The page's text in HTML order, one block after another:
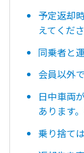
予定返却
えてくださ
同乗者と
会員以外
日中車両
あります
乗り捨て